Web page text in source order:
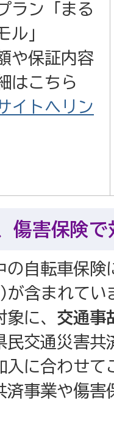
ラン「まる
ル」
や保証内容
はこちら
イトへリン
傷害保険
の自転車保険
含まれてい
に、 交通事
民交通災害
入に合わせて
済事業や傷害